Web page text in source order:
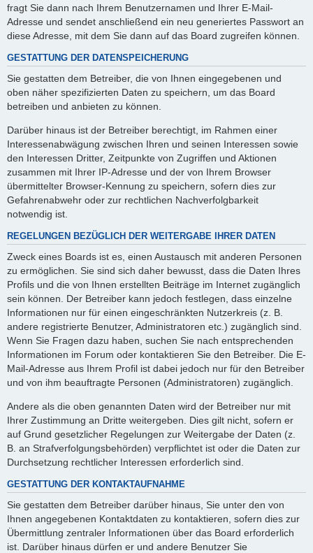
fragt Sie dann nach Ihrem Benutzernamen und Ihrer E-Mail-
Adresse und sendet anschließend ein neu generiertes Passwort an
diese Adresse, mit dem Sie dann auf das Board zugreifen können.
GESTATTUNG DER DATENSPEICHERUNG
Sie gestatten dem Betreiber, die von Ihnen eingegebenen und
oben näher spezifizierten Daten zu speichern, um das Board
betreiben und anbieten zu können.
Darüber hinaus ist der Betreiber berechtigt, im Rahmen einer
Interessenabwägung zwischen Ihren und seinen Interessen sowie
den Interessen Dritter, Zeitpunkte von Zugriffen und Aktionen
zusammen mit Ihrer IP-Adresse und der von Ihrem Browser
übermittelter Browser-Kennung zu speichern, sofern dies zur
Gefahrenabwehr oder zur rechtlichen Nachverfolgbarkeit
notwendig ist.
REGELUNGEN BEZÜGLICH DER WEITERGABE IHRER DATEN
Zweck eines Boards ist es, einen Austausch mit anderen Personen
zu ermöglichen. Sie sind sich daher bewusst, dass die Daten Ihres
Profils und die von Ihnen erstellten Beiträge im Internet zugänglich
sein können. Der Betreiber kann jedoch festlegen, dass einzelne
Informationen nur für einen eingeschränkten Nutzerkreis (z. B.
andere registrierte Benutzer, Administratoren etc.) zugänglich sind.
Wenn Sie Fragen dazu haben, suchen Sie nach entsprechenden
Informationen im Forum oder kontaktieren Sie den Betreiber. Die E-
Mail-Adresse aus Ihrem Profil ist dabei jedoch nur für den Betreiber
und von ihm beauftragte Personen (Administratoren) zugänglich.
Andere als die oben genannten Daten wird der Betreiber nur mit
Ihrer Zustimmung an Dritte weitergeben. Dies gilt nicht, sofern er
auf Grund gesetzlicher Regelungen zur Weitergabe der Daten (z.
B. an Strafverfolgungsbehörden) verpflichtet ist oder die Daten zur
Durchsetzung rechtlicher Interessen erforderlich sind.
GESTATTUNG DER KONTAKTAUFNAHME
Sie gestatten dem Betreiber darüber hinaus, Sie unter den von
Ihnen angegebenen Kontaktdaten zu kontaktieren, sofern dies zur
Übermittlung zentraler Informationen über das Board erforderlich
ist. Darüber hinaus dürfen er und andere Benutzer Sie